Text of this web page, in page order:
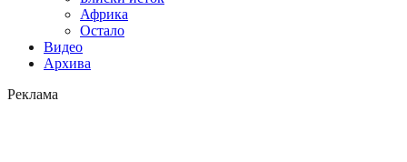
Африка
Остало
Видео
Архива
Реклама